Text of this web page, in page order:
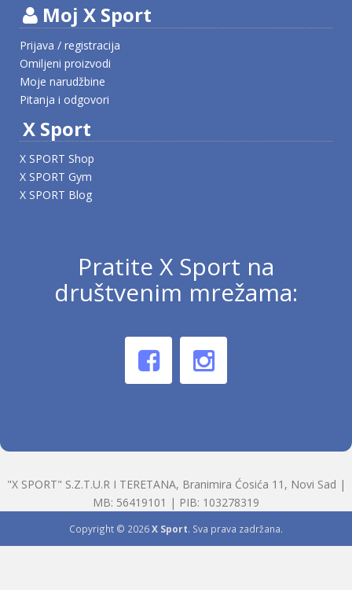
Moj X Sport
Prijava / registracija
Omiljeni proizvodi
Moje narudžbine
Pitanja i odgovori
X Sport
X SPORT Shop
X SPORT Gym
X SPORT Blog
Pratite X Sport na
društvenim mrežama:
"X SPORT" S.Z.T.U.R I TERETANA, Branimira Ćosića 11, Novi Sad |
MB: 56419101 | PIB: 103278319
Copyright © 2026X Sport. Sva prava zadržana.